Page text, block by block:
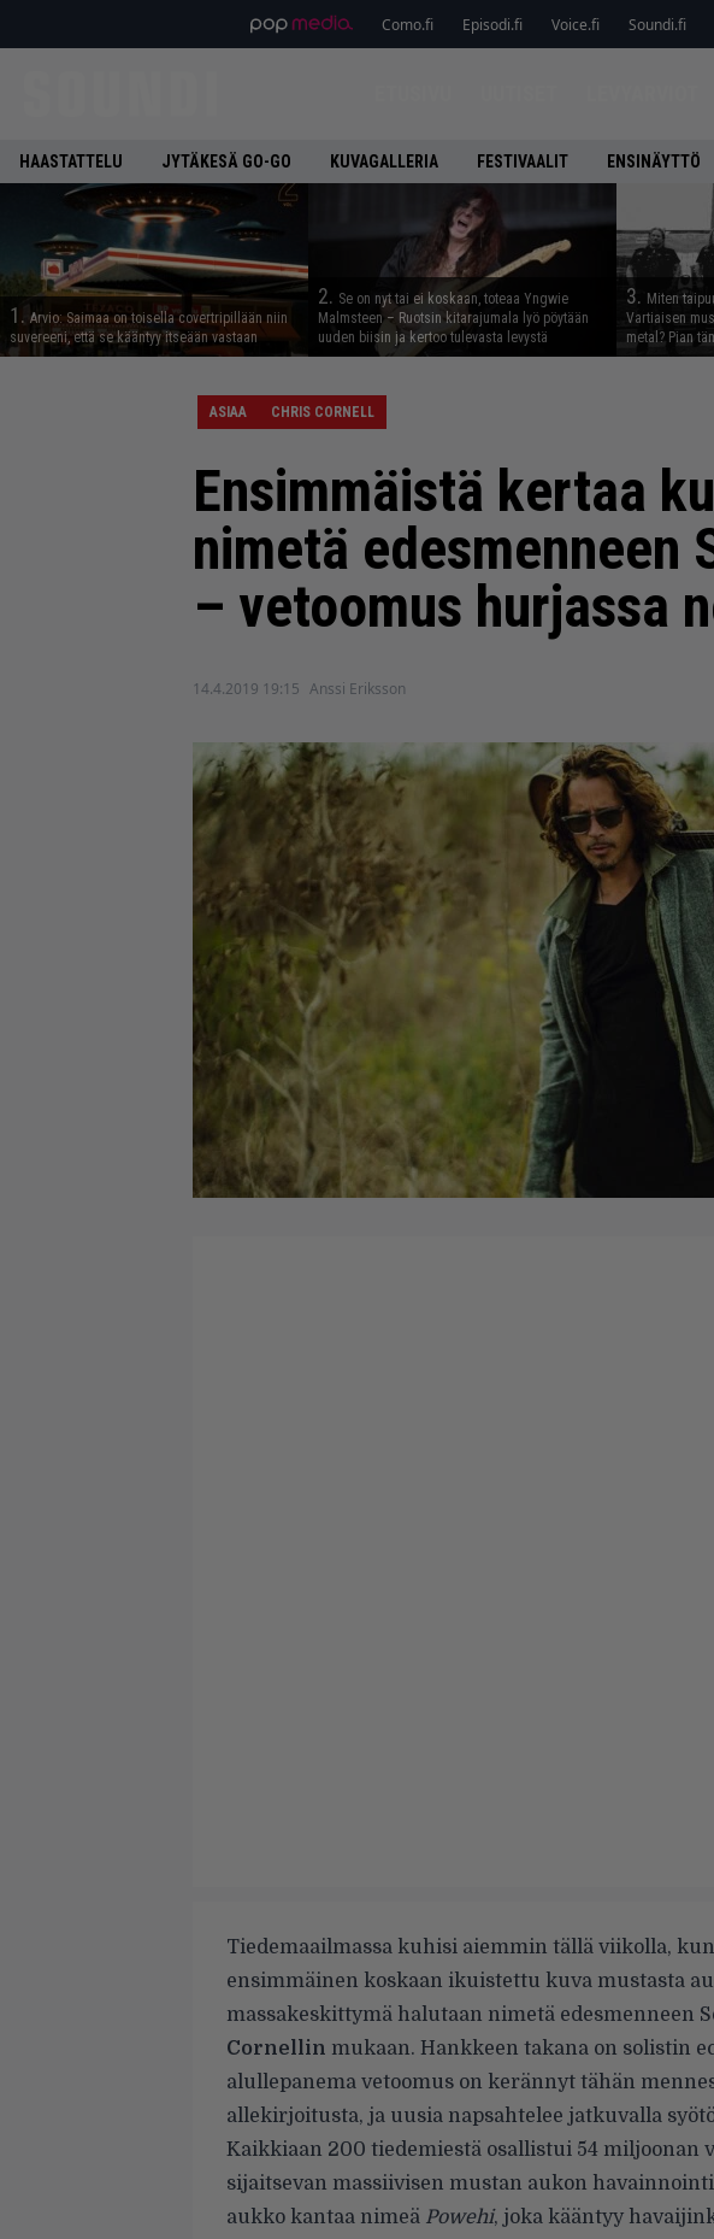
Como.fi Episodi.fi Voice.fi Soundi.fi
HAASTATTELU JYTÄKESÄ GO-GO KUVAGALLERIA FESTIVAALIT ENSINÄYTTÖ
1. Arvio: Saimaa on toisella covertripillään niin
suvereeni, että se kääntyy itseään vastaan
2. Se on nyt tai ei koskaan, toteaa Yngwie
Malmsteen – Ruotsin kitarajumala lyö pöytään
uuden biisin ja kertoo tulevasta levystä
3. Miten
Vartiaisen
metal? Pian
ASIAA CHRIS CORNELL
Ensimmäistä kertaa
nimetä edesmenneen
– vetoomus hurjassa
14.4.2019 19:15 Anssi Eriksson
Tiedemaailmassa kuhisi aiemmin tällä viikolla,
ensimmäinen koskaan ikuistettu kuva mustasta
massakeskittymä halutaan nimetä edesmenneen
Cornellin mukaan. Hankkeen takana on solistin
alullepanema vetoomus on kerännyt tähän
allekirjoitusta, ja uusia napsahtelee jatkuvalla
Kaikkiaan 200 tiedemiestä osallistui 54 miljoonan
sijaitsevan massiivisen mustan aukon
aukko kantaa nimeä Powehi, joka kääntyy